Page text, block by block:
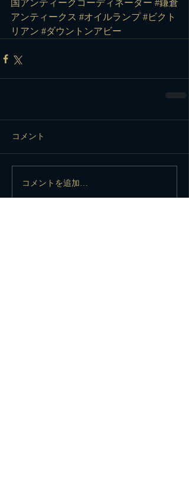
国アンティークコーディネーター #鎌倉
アンティークス #オイルランプ #ビクト
リアン #ダウントンアビー
コメント
コメントを追加…